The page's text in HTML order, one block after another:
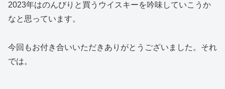
2023年はのんびりと買うウイスキーを吟味していこうか
なと思っています。
今回もお付き合いいただきありがとうございました。それ
では。